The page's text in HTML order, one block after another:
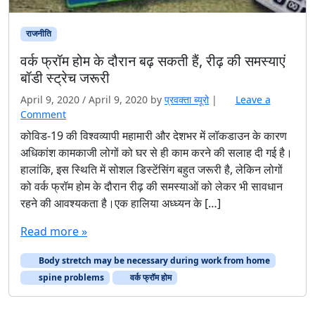
राजनीति
वर्क फ्रॉम होम के दौरान बढ़ सकती हैं, रीढ़ की समस्याएं
बॉडी स्ट्रेच जरूरी
April 9, 2020 / April 9, 2020 by प्रवक्‍ता ब्यूरो |
Leave a
Comment
कोविड-19 की विश्वव्यापी महामारी और देशभर में लॉकडाउन के कारण
अधिकांश कामकाजी लोगों को घर से ही काम करने की सलाह दी गई है।
हालांकि, इस स्थिति में सोशल डिस्टेंसिंग बहुत जरूरी है, लेकिन लोगों
को वर्क फ्रॉम होम के दौरान रीढ़ की समस्याओं को लेकर भी सावधान
रहने की आवश्यकता है।एक हालिया अध्ध्यन के […]
Read more »
Body stretch may be necessary during work from home
spine problems
वर्क फ्रॉम होम